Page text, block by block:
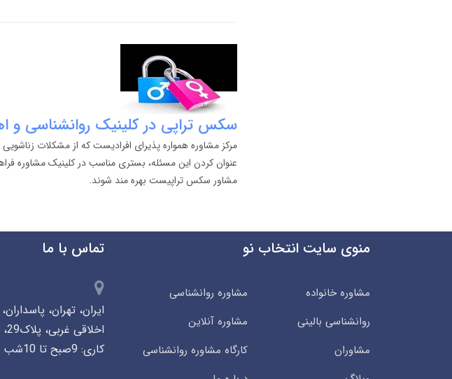
سکس تراپی در کلینیک روانشناسی و
مرکز مشاوره همواره پذیرای افرادیست که از مشکلات
عنوان کردن این مسئله، بستری مناسب در کلینیک مشاوره
مشاور سکس تراپیست بهره مند شوند.
منوی سایت انتخاب نو
مشاوره خانواده
مشاوره روانشناسی
روانشناسی بالینی
مشاوره آنلاین
مشاوران
کارگاه مشاوره روانشناسی
تماس با ما
ایران، تهران،
کاری: 9صبح تا 10شب